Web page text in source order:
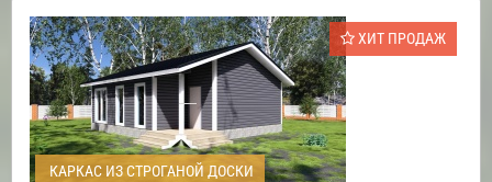
ХИТ ПРОДАЖ
КАРКАС ИЗ СТРОГАНОЙ ДОСКИ